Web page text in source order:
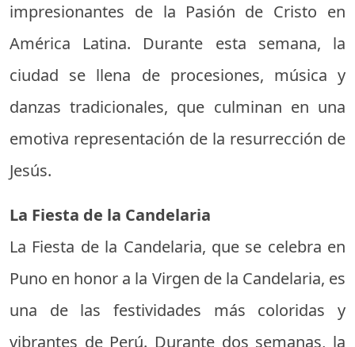
impresionantes de la Pasión de Cristo en
América Latina. Durante esta semana, la
ciudad se llena de procesiones, música y
danzas tradicionales, que culminan en una
emotiva representación de la resurrección de
Jesús.
La Fiesta de la Candelaria
La Fiesta de la Candelaria, que se celebra en
Puno en honor a la Virgen de la Candelaria, es
una de las festividades más coloridas y
vibrantes de Perú. Durante dos semanas, la